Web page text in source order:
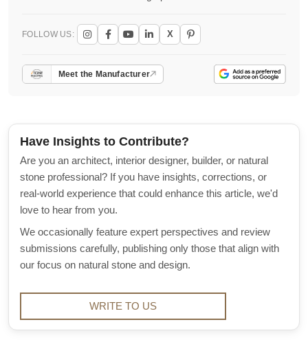
FOLLOW US: X
Meet the Manufacturer
Have Insights to Contribute?
Are you an architect, interior designer, builder, or natural
stone professional? If you have insights, corrections, or
real-world experience that could enhance this article, we'd
love to hear from you.
We occasionally feature expert perspectives and review
submissions carefully, publishing only those that align with
our focus on natural stone and design.
WRITE TO US